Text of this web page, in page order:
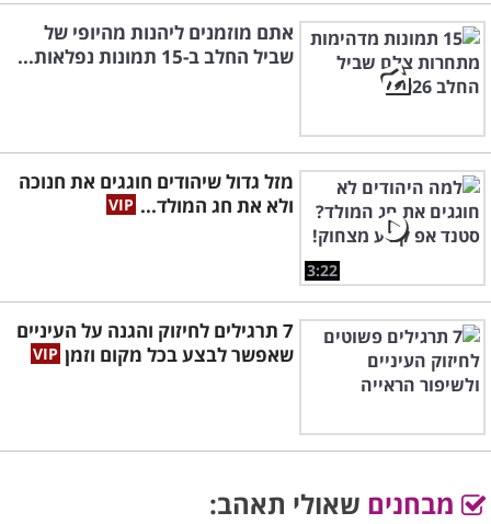
אתם מוזמנים ליהנות מהיופי של
שביל החלב ב-15 תמונות נפלאות...
3:22
מזל גדול שיהודים חוגגים את חנוכה
ולא את חג המולד...
7 תרגילים לחיזוק והגנה על העיניים
שאפשר לבצע בכל מקום וזמן
מבחנים שאולי תאהב: